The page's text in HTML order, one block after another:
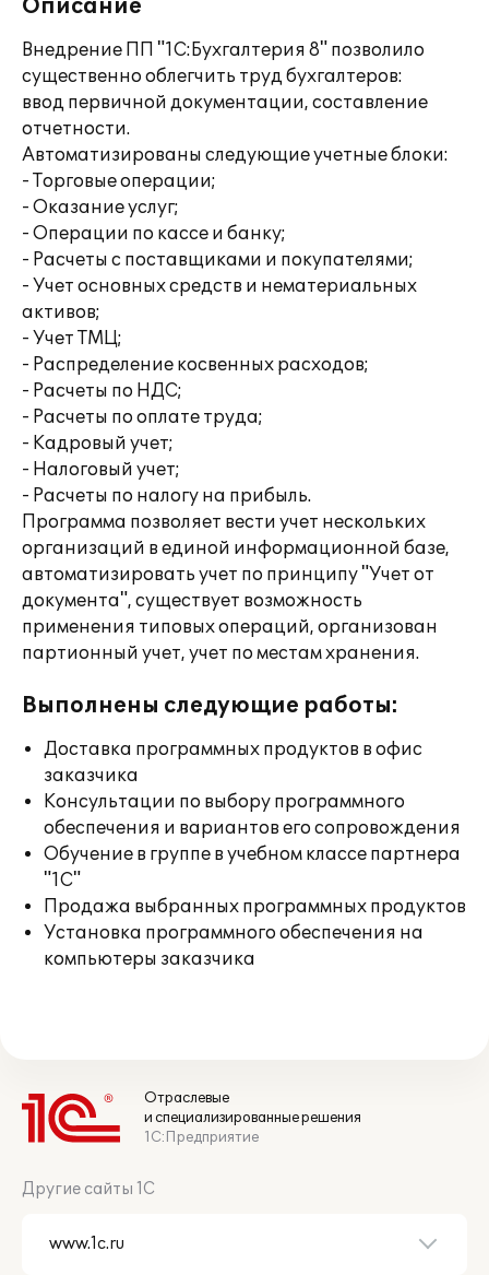
Описание
Внедрение ПП "1С:Бухгалтерия 8" позволило
существенно облегчить труд бухгалтеров:
ввод первичной документации, составление
отчетности.
Автоматизированы следующие учетные блоки:
- Торговые операции;
- Оказание услуг;
- Операции по кассе и банку;
- Расчеты с поставщиками и покупателями;
- Учет основных средств и нематериальных
активов;
- Учет ТМЦ;
- Распределение косвенных расходов;
- Расчеты по НДС;
- Расчеты по оплате труда;
- Кадровый учет;
- Налоговый учет;
- Расчеты по налогу на прибыль.
Программа позволяет вести учет нескольких
организаций в единой информационной базе,
автоматизировать учет по принципу "Учет от
документа", существует возможность
применения типовых операций, организован
партионный учет, учет по местам хранения.
Выполнены следующие работы:
Доставка программных продуктов в офис
заказчика
Консультации по выбору программного
обеспечения и вариантов его сопровождения
Обучение в группе в учебном классе партнера
"1С"
Продажа выбранных программных продуктов
Установка программного обеспечения на
компьютеры заказчика
Отраслевые
и специализированные решения
1С:Предприятие
Другие сайты 1С